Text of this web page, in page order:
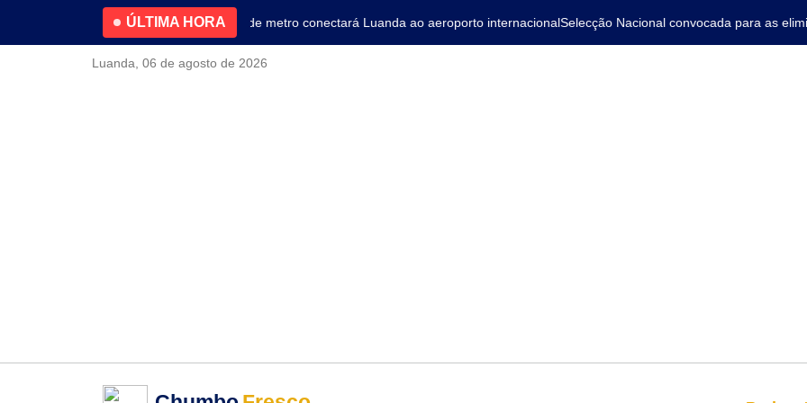
ÚLTIMA HORA
4.2% no primeiro trimestreNova linha de metro conectará Luanda ao aeroporto internacionalSelecção Nacional convocada para as
Luanda, 06 de agosto de 2026